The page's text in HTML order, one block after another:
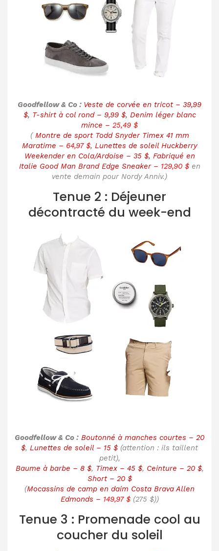
Goodfellow & Co : Veste de corvée en tricot – 39,99
$, T-shirt à col rond – 9,99 $, Denim léger blanc
mince – 25,49 $
( Montre de sport Todd Snyder Timex 41 mm
Maratime – 64,97 $, Lunettes de soleil Huckberry
Weekender en Cola/Ardoise – 35 $, Fabriqué en
Italie Good Man Brand Edge Sneaker – 129,90 $ en
vente demain pour Nordy Anniv.)
Tenue 2 : Déjeuner
décontracté du week-end
Goodfellow & Co : Boutonné à manches courtes – 20
$, Lunettes de soleil – 15 $ (attention : ils taillent
petit),
Baume à barbe – 8 $, Timex – 45 $, Ceinture – 20 $,
Short – 20 $
(Mocassins de camp en daim Costa Brava Allen
Edmonds – 149,97 $(275 $))
Tenue 3 : Promenade cool au
coucher du soleil